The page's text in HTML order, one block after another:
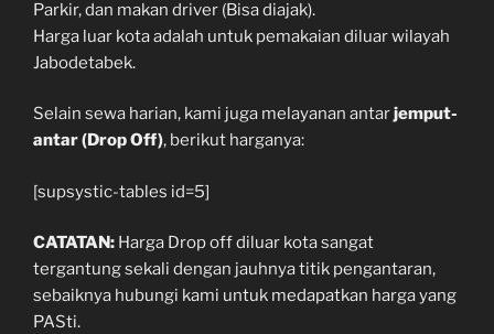
Parkir, dan makan driver (Bisa diajak).
Harga luar kota adalah untuk pemakaian diluar wilayah
Jabodetabek.
Selain sewa harian, kami juga melayanan antarjemput-
antar (Drop Off), berikut harganya:
[supsystic-tables id=5]
CATATAN: Harga Drop off diluar kota sangat
tergantung sekali dengan jauhnya titik pengantaran,
sebaiknya hubungi kami untuk medapatkan harga yang
PASti.